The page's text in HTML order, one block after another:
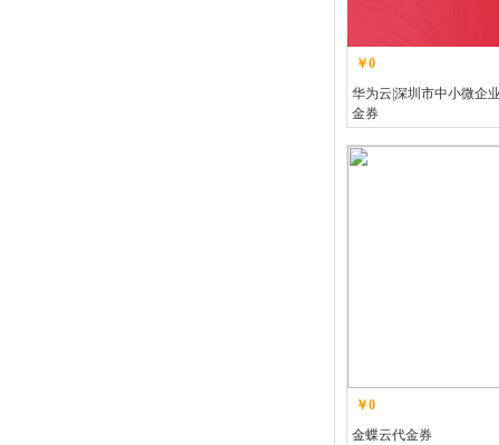
￥0
华为云|深圳市中小微企
金券
￥0
金蝶云代金券